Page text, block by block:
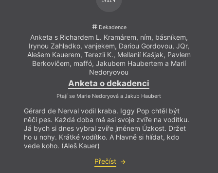
Dekadence
Anketa s Richardem L. Kramárem, ním, básníkem,
Irynou Zahladko, vanjekem, Dariou Gordovou, JQr,
Alešem Kauerem, Terezií K., Mellanií Kašjak, Pavlem
Berkovičem, maffó, Jakubem Haubertem a Marií
Nedoryovou
Anketa o dekadenci
Ptají se Marie Nedoryová a Jakub Haubert
Gérard de Nerval vodil kraba. Iggy Pop chtěl být
něčí pes. Každá doba má asi svoje zvíře na vodítku.
Já bych si dnes vybral zvíře jménem Úzkost. Držet
ho u nohy. Krátké vodítko. A hlavně si hlídat, kdo
vede koho. (Aleš Kauer)
Přečíst